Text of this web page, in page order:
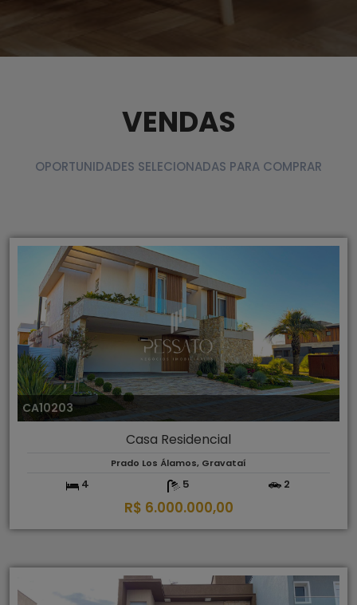
VENDAS
OPORTUNIDADES SELECIONADAS PARA COMPRAR
CA10203
Casa Residencial
Prado Los Álamos, Gravataí
4 5 2
R$ 6.000.000,00